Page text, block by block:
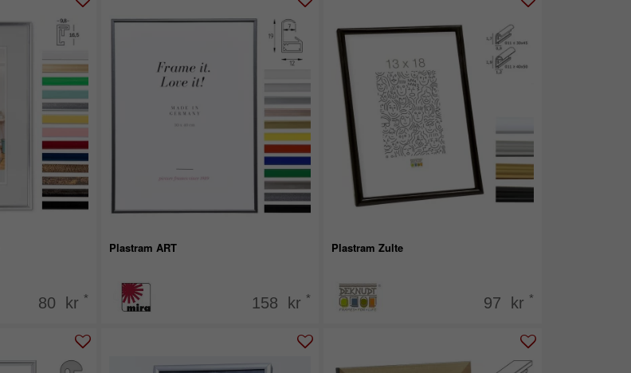
80 kr *
Plastram ART
158 kr *
Plastram Zulte
97 kr *